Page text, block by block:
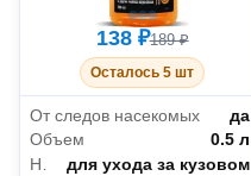
138 ₽189 ₽
Осталось 5 шт
От следов насекомых
да
Объем
0.5 л
для ухода за кузовом